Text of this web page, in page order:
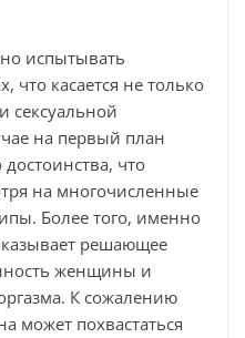
испытывать
что касается не только
сексуальной
на первый план
что
на многочисленные
Более того, именно
решающее
женщины и
К сожалению
может похвастаться